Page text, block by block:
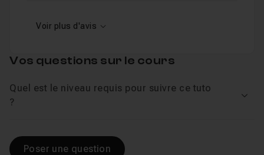
Voir plus d'avis
Vos questions sur le cours
Quel est le niveau requis pour suivre ce tuto
?
Poser une question